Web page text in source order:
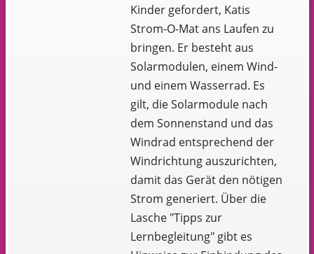
Kinder gefordert, Katis
Strom-O-Mat ans Laufen zu
bringen. Er besteht aus
Solarmodulen, einem Wind-
und einem Wasserrad. Es
gilt, die Solarmodule nach
dem Sonnenstand und das
Windrad entsprechend der
Windrichtung auszurichten,
damit das Gerät den nötigen
Strom generiert. Über die
Lasche "Tipps zur
Lernbegleitung" gibt es